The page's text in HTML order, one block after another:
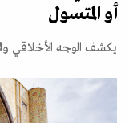
أو المتسول
يكشف الوجه الأخلاقي